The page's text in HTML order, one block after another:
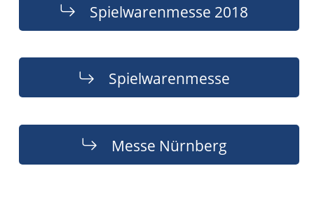
Spielwarenmesse 2018
Spielwarenmesse
Messe Nürnberg